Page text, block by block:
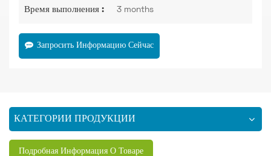
Время выполнения : 3 months
Запросить Информацию Сейчас
КАТЕГОРИИ ПРОДУКЦИИ
Подробная Информация О Товаре